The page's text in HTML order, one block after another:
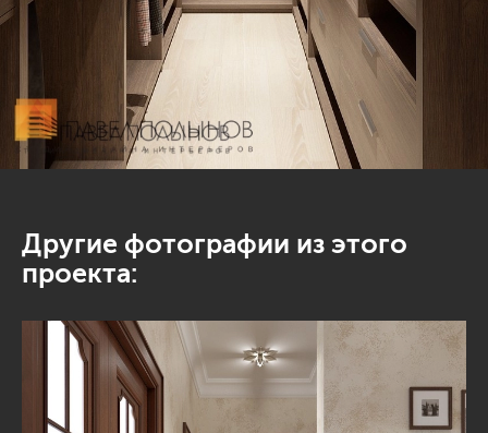
Другие фотографии из этого
проекта: